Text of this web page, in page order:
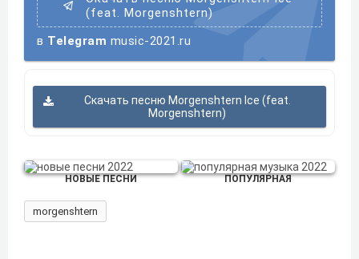
(feat. Morgenshtern)
в Telegram music-2021.ru
Скачать песню Morgenshtern Ice (feat.
Morgenshtern)
НОВЫЕ ПЕСНИ ПОПУЛЯРНАЯ
morgenshtern